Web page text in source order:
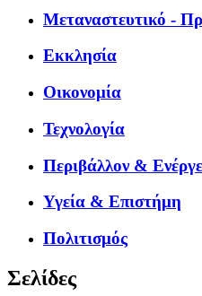
Μεταναστευτικό -
Εκκλησία
Οικονομία
Τεχνολογία
Περιβάλλον &
Υγεία & Επιστήμη
Πολιτισμός
Σελίδες